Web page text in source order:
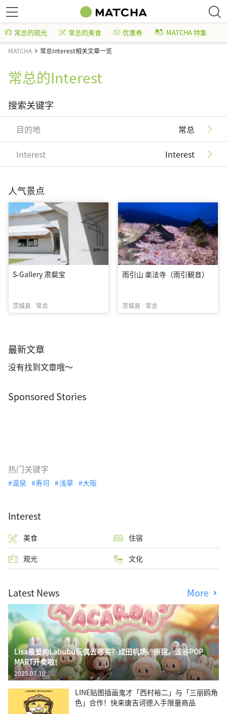
常总的观光 常总的美食 优惠券 MATCHA 特集
MATCHA 常总Interest相关文章一览
常总的Interest
搜索关键字
目的地 常总
Interest Interest
人气景点
S-Gallery 肃粲宝
茨城县 常总
雨引山 楽法寺（雨引観音）
茨城县 常总
最新文章
没有找到文章哦～
Sponsored Stories
热门关键字
温泉 寿司 浅草 大阪
Interest
美食 住宿
观光 文化
Latest News More
Lisa最爱的Labubu玩偶去哪买？成田机场、原宿、涩谷POP
MART开卖啦！
2025.07.10
LINE贴图插画鬼才「西村裕二」与「三丽鸥角
色」合作！快来唐吉诃德入手限量商品